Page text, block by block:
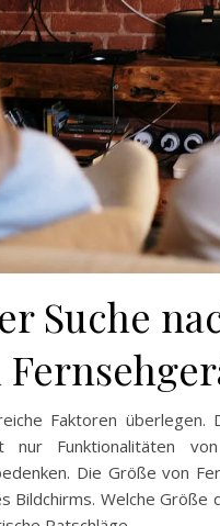
Suche
Faktoren
nur Funktionalitäten
Die Größe von
Bildchirms. Welche